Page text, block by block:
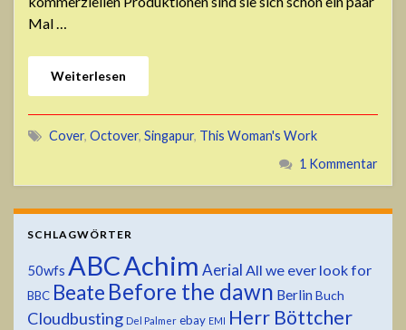
Mal …
Weiterlesen
Cover, Octover, Singapur, This Woman's Work
1 Kommentar
SCHLAGWÖRTER
50wfs ABCAchim Aerial All we ever look for
BBC Beate Before the dawn Berlin Buch
Cloudbusting Del Palmer ebay EMI Herr Böttcher